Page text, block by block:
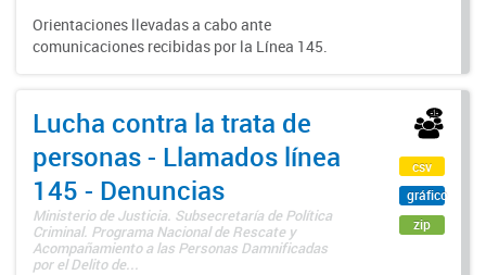
Orientaciones llevadas a cabo ante
comunicaciones recibidas por la Línea 145.
Lucha contra la trata de
personas - Llamados línea
145 - Denuncias
Ministerio de Justicia. Subsecretaría de Política
Criminal. Programa Nacional de Rescate y
Acompañamiento a las Personas Damnificadas
por el Delito de...
csv
gráfico
zip